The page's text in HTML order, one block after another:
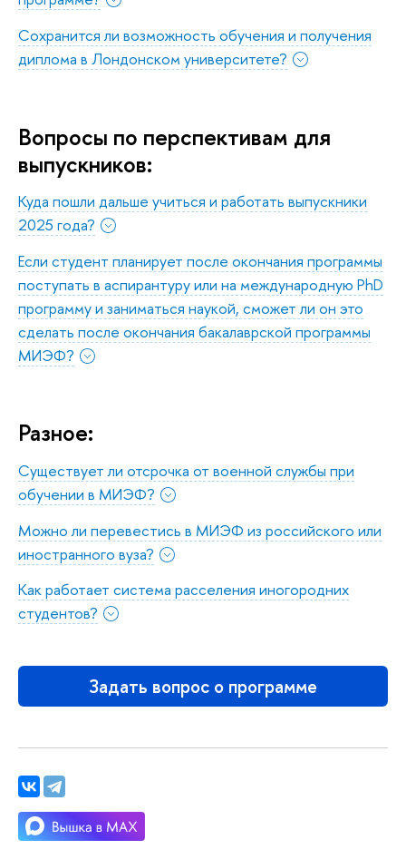
Сохранится ли возможность обучения и получения
диплома в Лондонском университете?
Вопросы по перспективам для
выпускников:
Куда пошли дальше учиться и работать выпускники
2025 года?
Если студент планирует после окончания программы
поступать в аспирантуру или на международную PhD
программу и заниматься наукой, сможет ли он это
сделать после окончания бакалаврской программы
МИЭФ?
Разное:
Существует ли отсрочка от военной службы при
обучении в МИЭФ?
Можно ли перевестись в МИЭФ из российского или
иностранного вуза?
Как работает система расселения иногородних
студентов?
Задать вопрос о программе